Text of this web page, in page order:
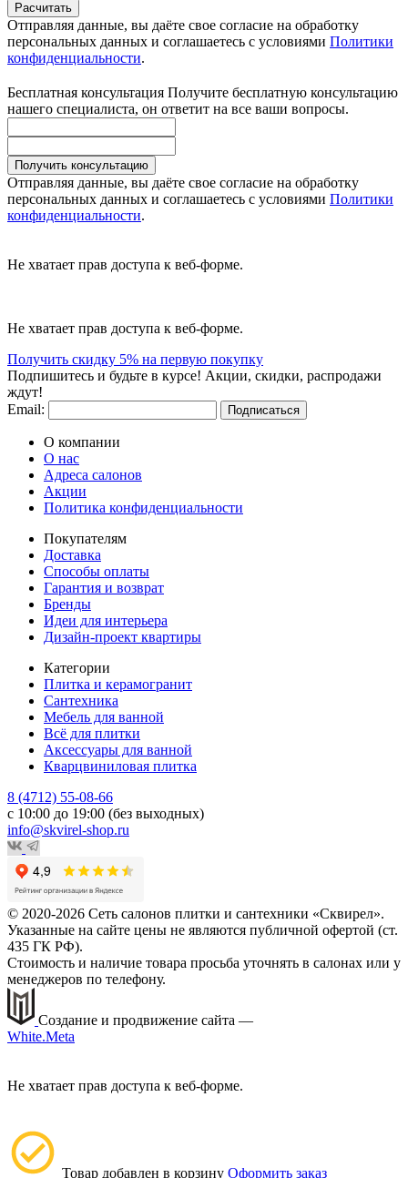
Расчитать
Отправляя данные, вы даёте свое согласие на обработку
персональных данных и соглашаетесь с условиями Политики
конфиденциальности.
Бесплатная консультация Получите бесплатную консультацию
нашего специалиста, он ответит на все ваши вопросы.
Получить консультацию
Отправляя данные, вы даёте свое согласие на обработку
персональных данных и соглашаетесь с условиями Политики
конфиденциальности.
Не хватает прав доступа к веб-форме.
Не хватает прав доступа к веб-форме.
Получить скидку 5% на первую покупку
Подпишитесь и будьте в курсе! Акции, скидки, распродажи
ждут!
Email:
Подписаться
О компании
О нас
Адреса салонов
Акции
Политика конфиденциальности
Покупателям
Доставка
Способы оплаты
Гарантия и возврат
Бренды
Идеи для интерьера
Дизайн-проект квартиры
Категории
Плитка и керамогранит
Сантехника
Мебель для ванной
Всё для плитки
Аксессуары для ванной
Кварцвиниловая плитка
8 (4712) 55-08-66
с 10:00 до 19:00 (без выходных)
info@skvirel-shop.ru
© 2020-2026 Сеть салонов плитки и сантехники «Сквирел».
Указанные на сайте цены не являются публичной офертой (ст.
435 ГК РФ).
Стоимость и наличие товара просьба уточнять в салонах или у
менеджеров по телефону.
Создание и продвижение сайта —
White.Meta
Не хватает прав доступа к веб-форме.
Товар добавлен в корзину Оформить заказ